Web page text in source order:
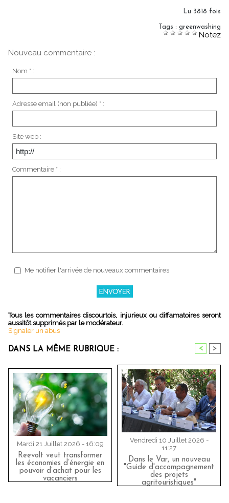
Lu 3818 fois
Tags : greenwashing
Notez
Nouveau commentaire :
Nom * :
Adresse email (non publiée) * :
Site web :
Commentaire * :
Me notifier l'arrivée de nouveaux commentaires
Tous les commentaires discourtois, injurieux ou diffamatoires seront
aussitôt supprimés par le modérateur.
Signaler un abus
DANS LA MÊME RUBRIQUE : < >
Mardi 21 Juillet 2026 - 16:09
Reevolt veut transformer
les économies d’énergie en
pouvoir d’achat pour les
vacanciers
Vendredi 10 Juillet 2026 -
11:27
Dans le Var, un nouveau
"Guide d'accompagnement
des projets
agritouristiques"